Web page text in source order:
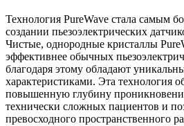
Технология PureWave стала самым
создании пьезоэлектрических
Чистые, однородные кристаллы
эффективнее обычных
благодаря этому обладают
характеристиками. Эта технология
повышенную глубину
технически сложных пациентов и
превосходного пространственного